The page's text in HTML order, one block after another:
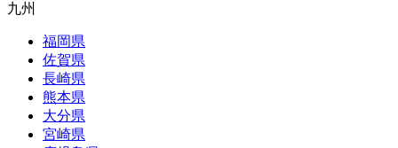
九州
福岡県
佐賀県
長崎県
熊本県
大分県
宮崎県